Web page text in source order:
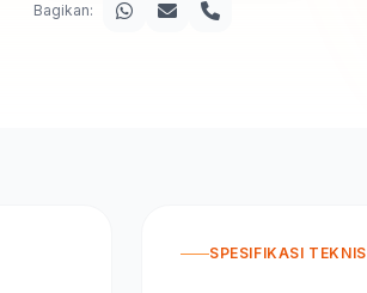
Bagikan:
SPESIFIKASI TEKNIS